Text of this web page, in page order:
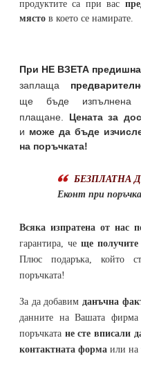
продуктите са при вас
място в което се намирате.
При НЕ ВЗЕТА предишна
заплаща
ще бъде изпълнена
плащане. Цената за
и може да бъде
на поръчката!
БЕЗПЛАТНА
Еконт при поръчка
Всяка изпратена от нас
гарантира, че ще получите
Плюс подаръка, който
поръчката!
За да добавим данъчна
данните на Вашата
поръчката не сте вписали
контактната форма или на